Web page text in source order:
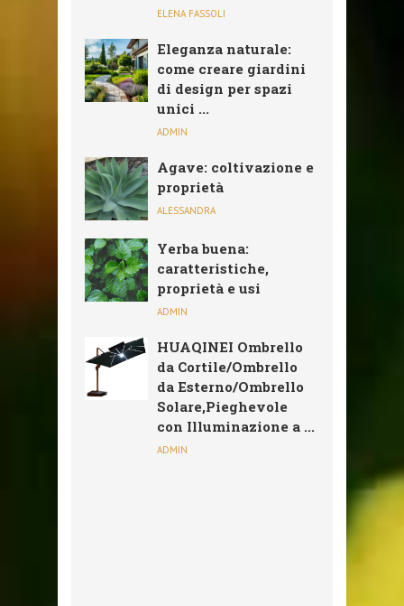
ELENA FASSOLI
Eleganza naturale:
come creare giardini
di design per spazi
unici ...
ADMIN
Agave: coltivazione e
proprietà
ALESSANDRA
Yerba buena:
caratteristiche,
proprietà e usi
ADMIN
HUAQINEI Ombrello
da Cortile/Ombrello
da Esterno/Ombrello
Solare,Pieghevole
con Illuminazione a ...
ADMIN